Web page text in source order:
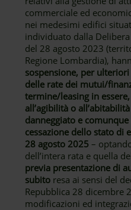
commerciale ed
nei medesimi edifici
individuato dalla
del 28 agosto 2023
Regione Lombardia),
sospensione, per
delle rate dei mutui/
termine/leasing in
all’agibilità o
danneggiato e
cessazione dello stato di
28 agosto 2025 –
dell’intera rata e quella
previa presentazione di
subito resa ai sensi del
Repubblica 28 dicembre
modificazioni ed